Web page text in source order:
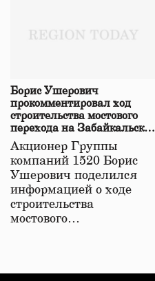
Борис Ушерович
прокомментировал ход
строительства мостового
перехода на Забайкальской
железной дороге
Акционер Группы
компаний 1520 Борис
Ушерович поделился
информацией о ходе
строительства
мостового…